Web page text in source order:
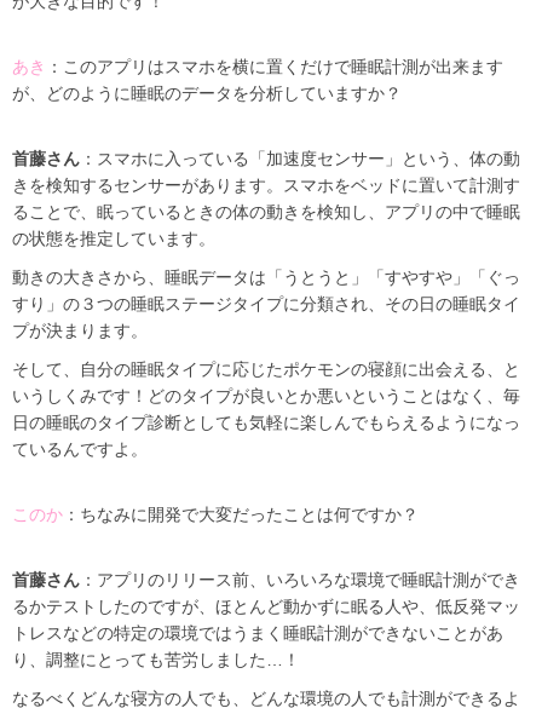
あき ：このアプリはスマホを横に置くだけで睡眠計測が出来ます
が、どのように睡眠のデータを分析していますか？
首藤さん ：スマホに入っている「加速度センサー」という、体の動
きを検知するセンサーがあります。スマホをベッドに置いて計測す
ることで、眠っているときの体の動きを検知し、アプリの中で睡眠
の状態を推定しています。
動きの大きさから、睡眠データは「うとうと」「すやすや」「ぐっ
すり」の３つの睡眠ステージタイプに分類され、その日の睡眠タイ
プが決まります。
そして、自分の睡眠タイプに応じたポケモンの寝顔に出会える、と
いうしくみです！どのタイプが良いとか悪いということはなく、毎
日の睡眠のタイプ診断としても気軽に楽しんでもらえるようになっ
ているんですよ。
このか ：ちなみに開発で大変だったことは何ですか？
首藤さん ：アプリのリリース前、いろいろな環境で睡眠計測ができ
るかテストしたのですが、ほとんど動かずに眠る人や、低反発マッ
トレスなどの特定の環境ではうまく睡眠計測ができないことがあ
り、調整にとっても苦労しました…！
なるべくどんな寝方の人でも、どんな環境の人でも計測ができるよ